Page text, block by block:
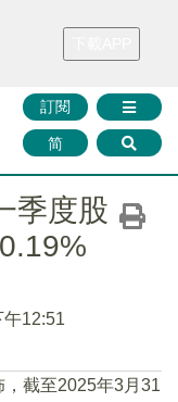
財華證券 媒體矩陣
訂閱
简
季度股
12:51
，截至2025年3月31